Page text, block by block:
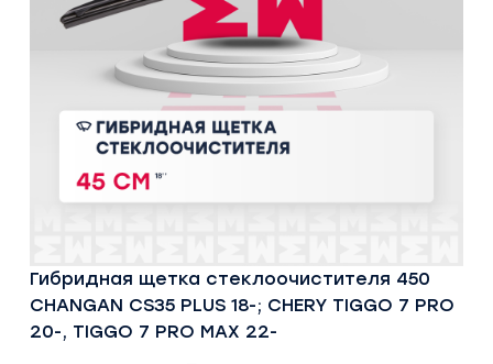
Гибридная щетка стеклоочистителя 450
CHANGAN CS35 PLUS 18-; CHERY TIGGO 7 PRO
20-, TIGGO 7 PRO MAX 22-